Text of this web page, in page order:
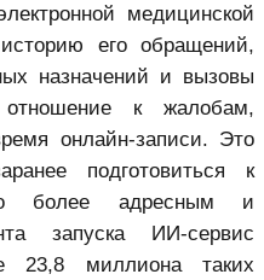
медицинской
его обращений,
назначений и вызовы
к жалобам,
онлайн-записи. Это
подготовиться к
более адресным и
запуска ИИ-сервис
23,8 миллиона таких